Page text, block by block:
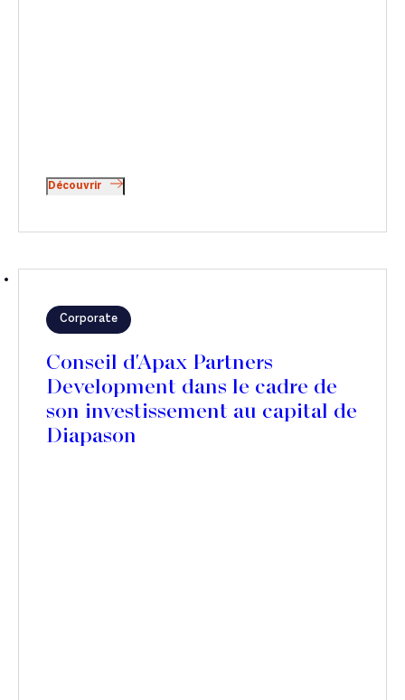
Découvrir
Corporate
Conseil d'Apax Partners
Development dans le cadre de
son investissement au capital de
Diapason